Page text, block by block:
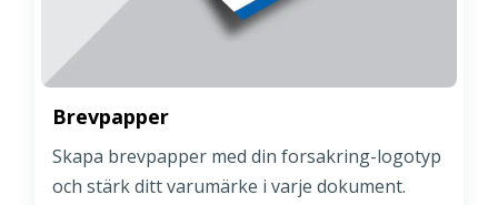
Brevpapper
Skapa brevpapper med din forsakring-logotyp
och stärk ditt varumärke i varje dokument.